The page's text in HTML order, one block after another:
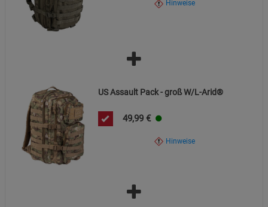
Informationen kontaktieren Sie den Händler.
Hinweise
US Assault Pack - groß W/L-Arid®
49,99 €
Hinweise